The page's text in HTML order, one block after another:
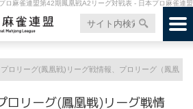
ロ麻雀連盟第42期鳳凰戦A2リーグ対戦表 - 日本プロ麻雀連盟
ロリーグ(鳳凰戦)リーグ戦情報、プロリーグ（鳳凰
ロリーグ(鳳凰戦)リーグ戦情